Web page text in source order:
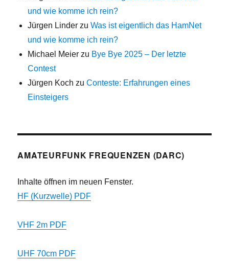
und wie komme ich rein?
Jürgen Linder zuWas ist eigentlich das HamNet
und wie komme ich rein?
Michael Meier zu Bye Bye 2025 – Der letzte
Contest
Jürgen Koch zuConteste: Erfahrungen eines
Einsteigers
AMATEURFUNK FREQUENZEN (DARC)
Inhalte öffnen im neuen Fenster.
HF (Kurzwelle) PDF
VHF 2m PDF
UHF 70cm PDF